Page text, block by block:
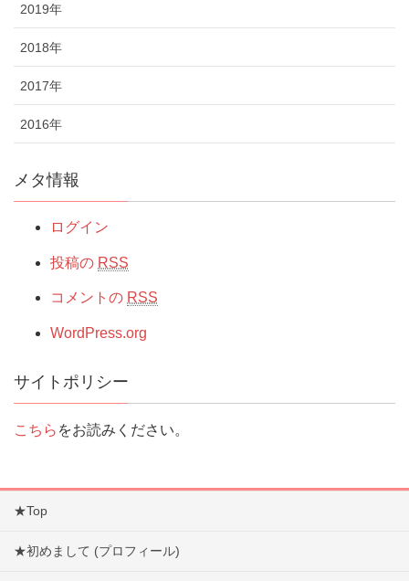
2019年
2018年
2017年
2016年
メタ情報
ログイン
投稿の RSS
コメントの RSS
WordPress.org
サイトポリシー
こちら をお読みください。
★Top
★初めまして (プロフィール)